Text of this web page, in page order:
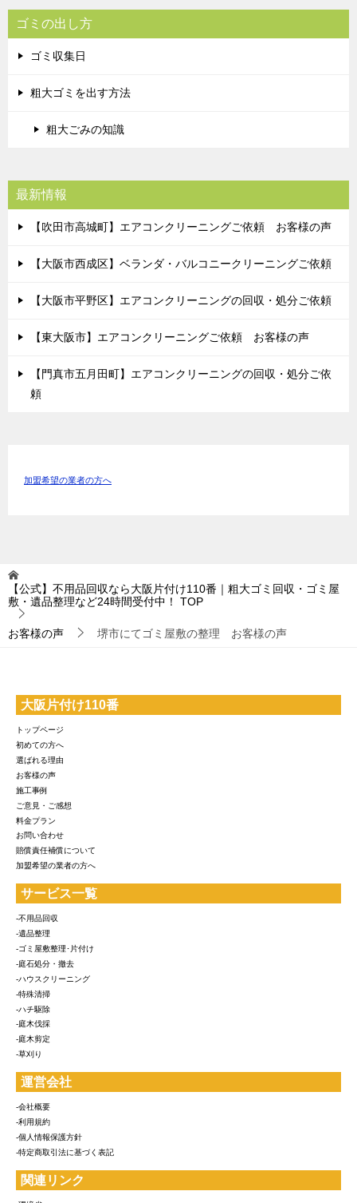
ゴミの出し方
ゴミ収集日
粗大ゴミを出す方法
粗大ごみの知識
最新情報
【吹田市高城町】エアコンクリーニングご依頼 お客様の声
【大阪市西成区】ベランダ・バルコニークリーニングご依頼
【大阪市平野区】エアコンクリーニングの回収・処分ご依頼
【東大阪市】エアコンクリーニングご依頼 お客様の声
【門真市五月田町】エアコンクリーニングの回収・処分ご依
頼
加盟希望の業者の方へ
【公式】不用品回収なら大阪片付け110番｜粗大ゴミ回収・ゴミ屋
敷・遺品整理など24時間受付中！
TOP
お客様の声 堺市にてゴミ屋敷の整理 お客様の声
大阪片付け110番
トップページ
初めての方へ
選ばれる理由
お客様の声
施工事例
ご意見・ご感想
料金プラン
お問い合わせ
賠償責任補償について
加盟希望の業者の方へ
サービス一覧
-不用品回収
-遺品整理
-ゴミ屋敷整理･片付け
-庭石処分・撤去
-ハウスクリーニング
-特殊清掃
-ハチ駆除
-庭木伐採
-庭木剪定
-草刈り
運営会社
-会社概要
-利用規約
-個人情報保護方針
-特定商取引法に基づく表記
関連リンク